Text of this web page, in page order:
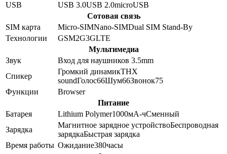
USB
USB 3.0USB 2.0microUSB
Сотовая связь
SIM карта
Micro-SIMNano-SIMDual SIM Stand-By
Технологии
GSM2G3GLTE
Мультимедиа
Звук
Вход для наушников 3.5mm
Спикер
Громкий динамикTHX
soundГолос66Шум66Звонок75
Функции
Browser
Питание
Батарея
Lithium Polymer1000мА-чСменный
Зарядка
Магнитное зарядное устройствоБеспроводная
зарядкаБыстрая зарядка
Время работы Ожидание380часы